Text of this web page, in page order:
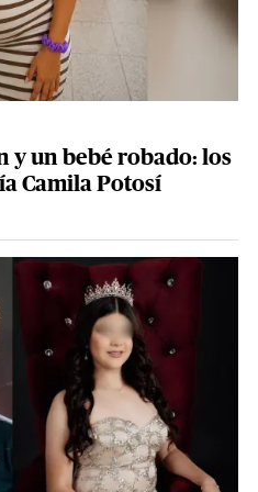
y un bebé robado: los
Camila Potosí